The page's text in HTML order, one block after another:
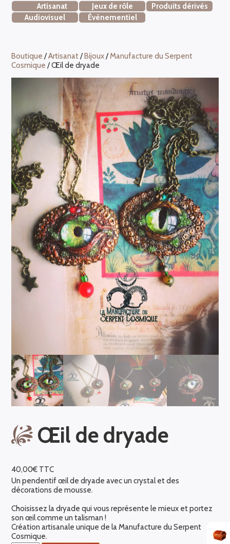
Artisanat
Jeux de rôle
Produits dérivés
Audiovisuel
Évènementiel
Boutique /Artisanat/Bijoux/Manufacture du Serpent
Cosmique / Œil de dryade
Œil de dryade
40,00€ TTC
Un pendentif œil de dryade avec un crystal et des
décorations de mousse.
Choisissez la dryade qui vous représente le mieux et portez
son œil comme un talisman !
Création artisanale unique de la Manufacture du Serpent
Cosmique.